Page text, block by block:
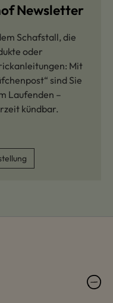
Newsletter
Schafstall, die
oder
Mit
sind Sie
Laufenden –
kündbar.